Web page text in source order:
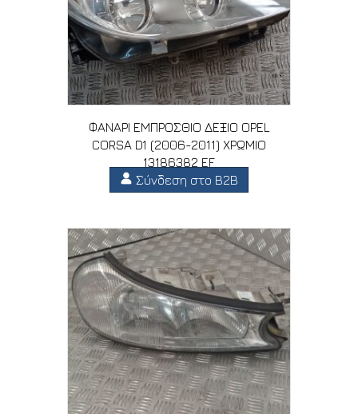
ΦΑΝΑΡΙ ΕΜΠΡΟΣΘΙΟ ΔΕΞΙΟ OPEL
CORSA D1 (2006-2011) ΧΡΩΜΙΟ
13186382 EF
Σύνδεση στο B2B